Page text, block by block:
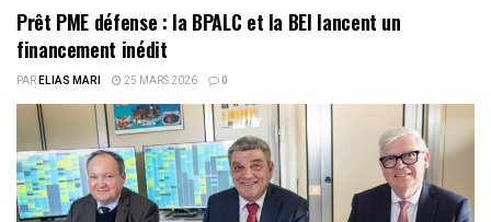
Prêt PME défense : la BPALC et la BEI lancent un
financement inédit
PARELIAS MARI 25 MARS 2026 0